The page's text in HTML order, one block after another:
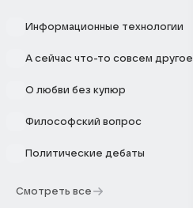
Информационные технологии
А сейчас что-то совсем другое
О любви без купюр
Философский вопрос
Политические дебаты
Смотреть все